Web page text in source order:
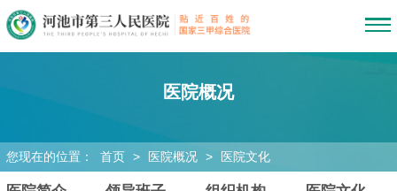
医院概况
您现在的位置： 首页 > 医院概况 > 医院文化